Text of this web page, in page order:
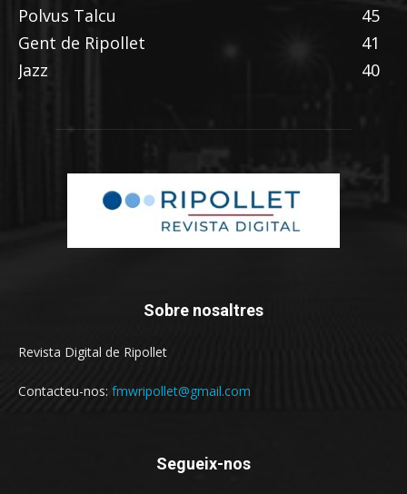
Polvus Talcu
45
Gent de Ripollet
41
Jazz
40
Sobre nosaltres
Revista Digital de Ripollet
Contacteu-nos: fmwripollet@gmail.com
Segueix-nos